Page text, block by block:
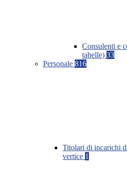
Consulenti e
tabelle) 33
Personale 816
Titolari di incarichi
vertice 1